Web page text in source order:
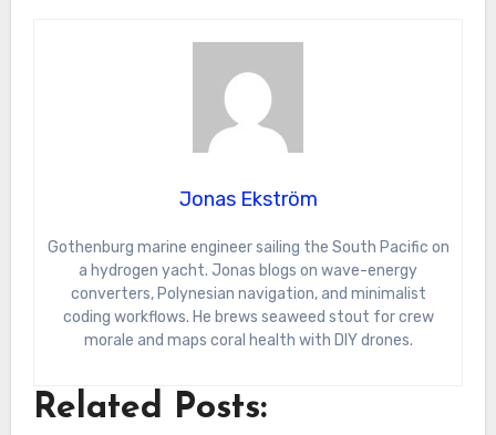
Jonas Ekström
Gothenburg marine engineer sailing the South Pacific on
a hydrogen yacht. Jonas blogs on wave-energy
converters, Polynesian navigation, and minimalist
coding workflows. He brews seaweed stout for crew
morale and maps coral health with DIY drones.
Related Posts: